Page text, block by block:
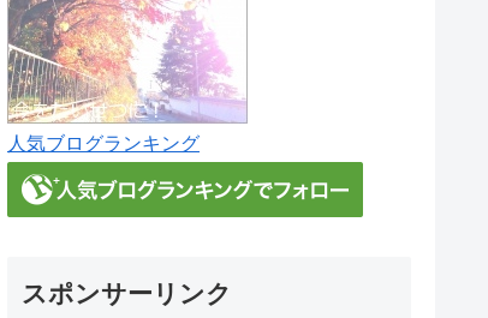
人気ブログランキング
スポンサーリンク